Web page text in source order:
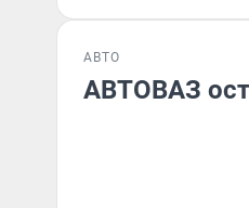
АВТО
АВТОВАЗ